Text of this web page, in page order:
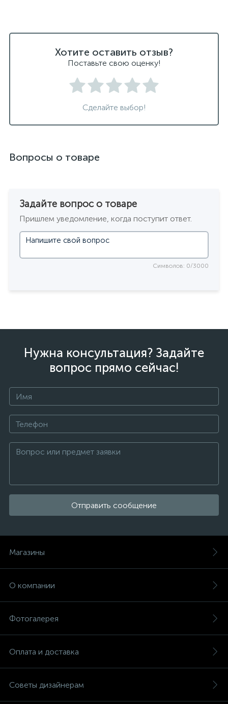
Хотите оставить отзыв?
Поставьте свою оценку!
Сделайте выбор!
Вопросы о товаре
Задайте вопрос о товаре
Пришлем уведомление, когда поступит ответ.
Символов: 0/3000
Нужна консультация? Задайте
вопрос прямо сейчас!
Отправить сообщение
Магазины
О компании
Фотогалерея
Оплата и доставка
Советы дизайнерам